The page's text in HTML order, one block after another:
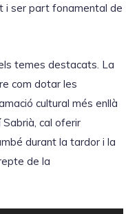
i ser part fonamental de
temes destacats. La
com dotar les
cultural més enllà
cal oferir
durant la tardor i la
de la